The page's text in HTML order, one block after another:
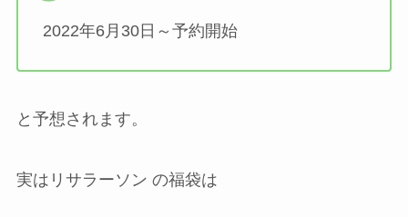
2022年6月30日～予約開始
と予想されます。
実はリサラーソン の福袋は